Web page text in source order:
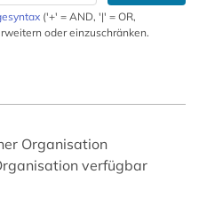
('+' = AND, '|' = OR,
oder einzuschränken.
Organisation
verfügbar